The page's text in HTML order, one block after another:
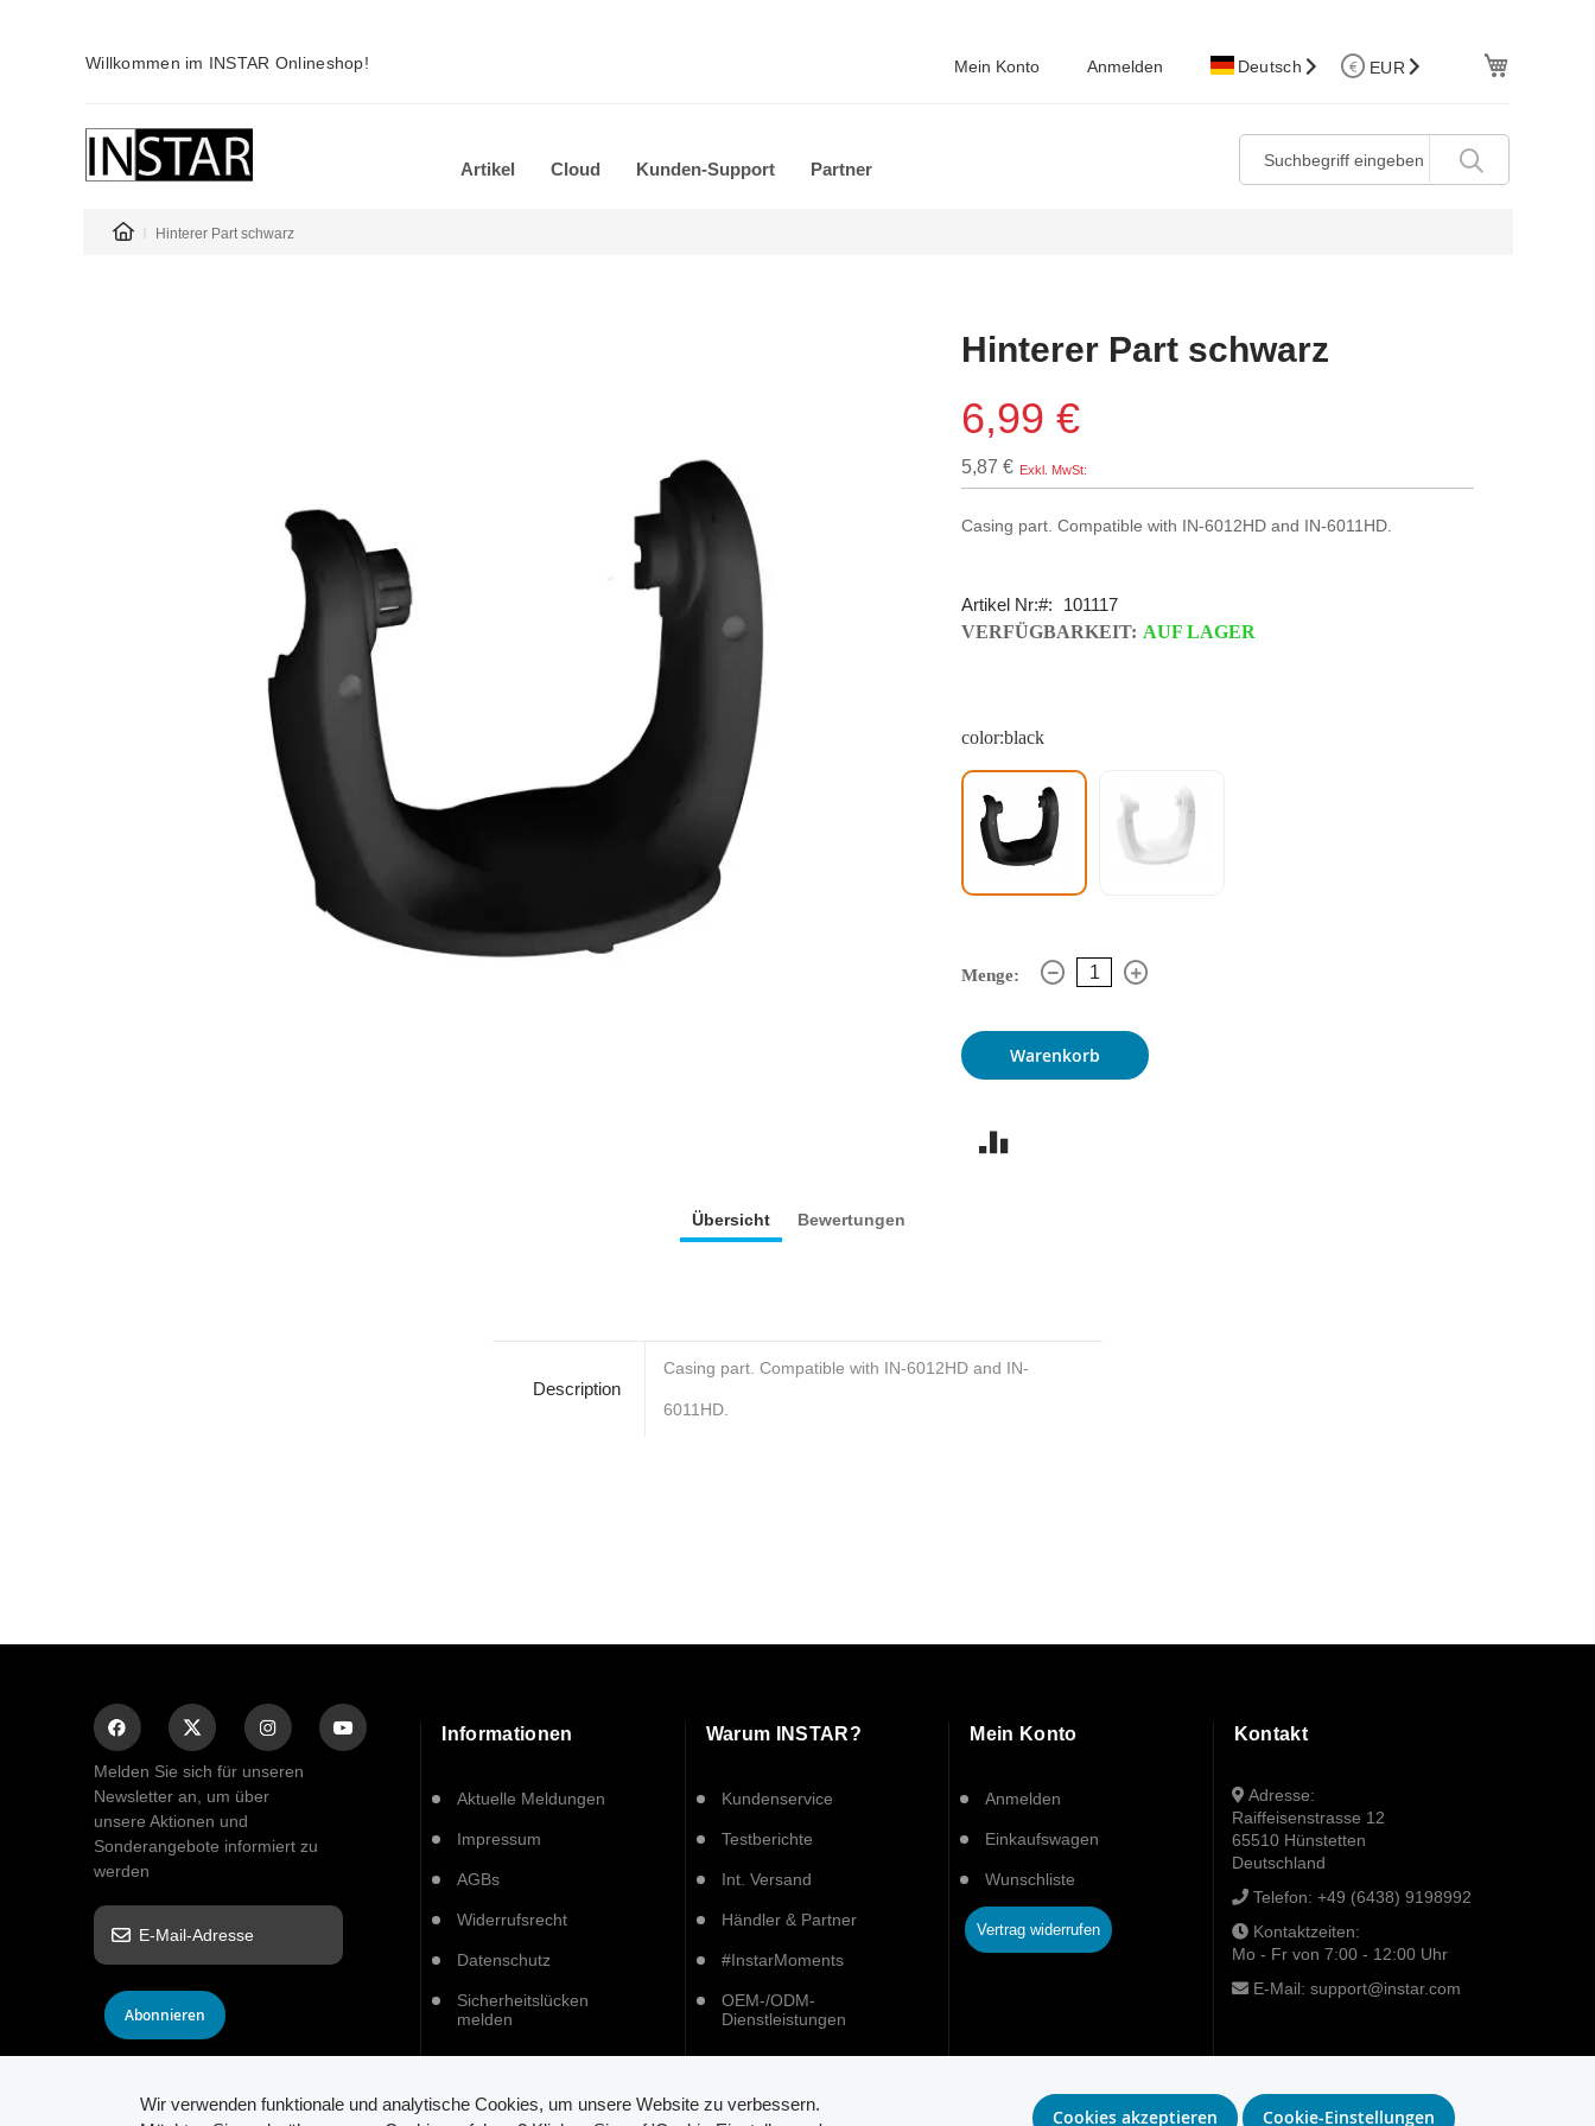
Willkommen im INSTAR Onlineshop! Mein Konto Anmelden Deutsch EUR
Artikel Cloud Kunden-Support Partner
Hinterer Part schwarz
Hinterer Part schwarz
6,99 €
5,87 €
Casing part. Compatible with IN-6012HD and IN-6011HD.
Artikel Nr:
101117
VERFÜGBARKEIT: AUF LAGER
color:black
Menge:
Warenkorb
Übersicht
Description
Casing part. Compatible with IN-6012HD and IN-
6011HD.
Bewertungen
Melden Sie sich für unseren
Newsletter an, um über
unsere Aktionen und
Sonderangebote informiert zu
werden
Abonnieren
Informationen
Aktuelle Meldungen
Impressum
AGBs
Widerrufsrecht
Datenschutz
Sicherheitslücken
melden
Warum INSTAR?
Kundenservice
Testberichte
Int. Versand
Händler & Partner
#InstarMoments
OEM-/ODM-
Dienstleistungen
Mein Konto
Anmelden
Einkaufswagen
Wunschliste
Vertrag widerrufen
Kontakt
Adresse:
Raiffeisenstrasse 12
65510 Hünstetten
Deutschland
Telefon: +49 (6438) 9198992
Kontaktzeiten:
Mo - Fr von 7:00 - 12:00 Uhr
E-Mail: support@instar.com
© 2026 INSTAR. All Rights Reserved.
Wir verwenden funktionale und analytische Cookies, um unsere Website zu verbessern.
Cookies akzeptieren Cookie-Einstellungen